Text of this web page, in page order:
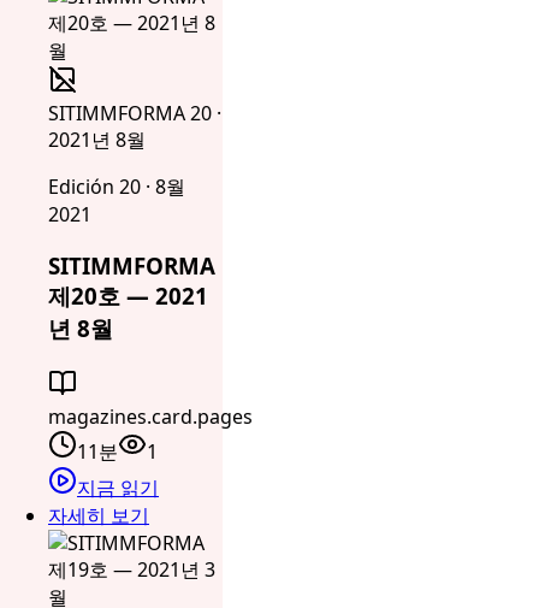
SITIMMFORMA 20 ·
2021년 8월
Edición 20 · 8월
2021
SITIMMFORMA
제20호 — 2021
년 8월
magazines.card.pages
11분
1
지금 읽기
자세히 보기